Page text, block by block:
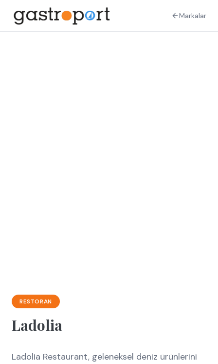
Markalar
RESTORAN
Ladolia
Ladolia Restaurant, geleneksel deniz ürünlerini